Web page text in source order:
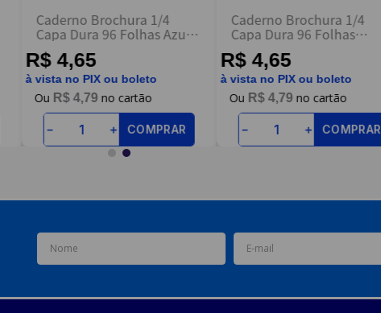
Caderno Brochura 1/4
Capa Dura 96 Folhas Azul -
Nova Cadernos
R$ 4,65
à vista no PIX ou boleto
R$ 4,79
＋
－ COMPRAR
Caderno Brochura 1/4
Capa Dura 96 Folhas
Amarelo - Nova Cadernos
R$ 4,65
à vista no PIX ou boleto
R$ 4,79
＋
－ COMPRAR